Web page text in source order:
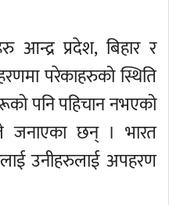
आन्द्र प्रदेश, बिहार र
परेकाहरुको स्थिति
पनि पहिचान नभएको
जनाएका छन् । भारत
उनीहरुलाई अपहरण